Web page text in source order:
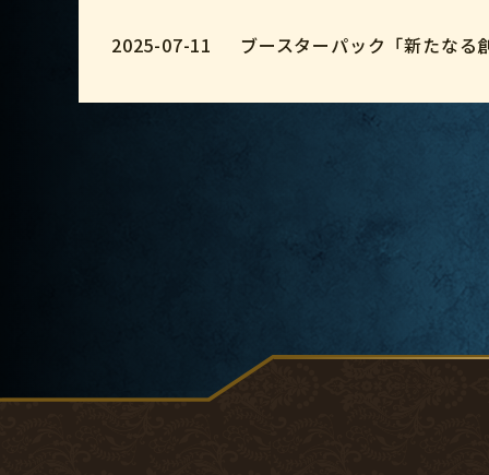
2025-07-11 ブースターパック「新たなる